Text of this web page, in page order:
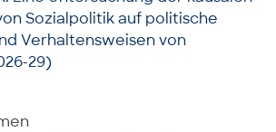
Sozialpolitik auf politische
Verhaltensweisen von
29)